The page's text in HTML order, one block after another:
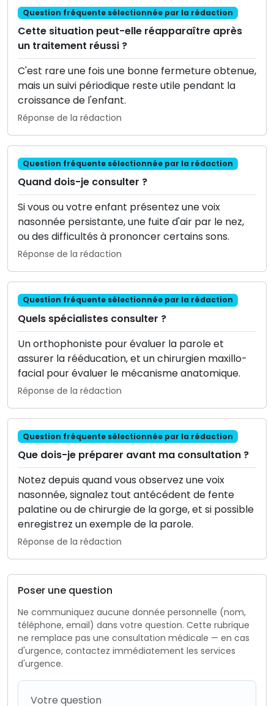
Question fréquente sélectionnée par la rédaction
Cette situation peut-elle réapparaître après
un traitement réussi ?
C'est rare une fois une bonne fermeture obtenue,
mais un suivi périodique reste utile pendant la
croissance de l'enfant.
Réponse de la rédaction
Question fréquente sélectionnée par la rédaction
Quand dois-je consulter ?
Si vous ou votre enfant présentez une voix
nasonnée persistante, une fuite d'air par le nez,
ou des difficultés à prononcer certains sons.
Réponse de la rédaction
Question fréquente sélectionnée par la rédaction
Quels spécialistes consulter ?
Un orthophoniste pour évaluer la parole et
assurer la rééducation, et un chirurgien maxillo-
facial pour évaluer le mécanisme anatomique.
Réponse de la rédaction
Question fréquente sélectionnée par la rédaction
Que dois-je préparer avant ma consultation ?
Notez depuis quand vous observez une voix
nasonnée, signalez tout antécédent de fente
palatine ou de chirurgie de la gorge, et si possible
enregistrez un exemple de la parole.
Réponse de la rédaction
Poser une question
Ne communiquez aucune donnée personnelle (nom,
téléphone, email) dans votre question. Cette rubrique
ne remplace pas une consultation médicale — en cas
d'urgence, contactez immédiatement les services
d'urgence.